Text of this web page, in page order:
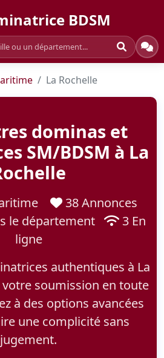
BDSM
La Rochelle
dominas et
SM/BDSM à La
38 Annonces
le département
3 En
ligne
authentiques à La
votre soumission en toute
à des options avancées
une complicité sans
jugement.